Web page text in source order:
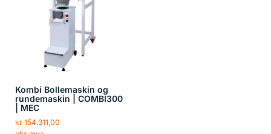
Kombi Bollemaskin og
rundemaskin | COMBI300
| MEC
kr 154.311,00